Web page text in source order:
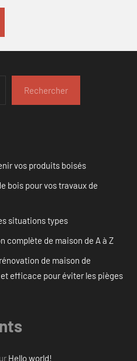
Rechercher
vos produits boisés
bois pour vos travaux de
situations types
complète de maison de A à Z
de maison de
efficace pour éviter les pièges
Hello world!